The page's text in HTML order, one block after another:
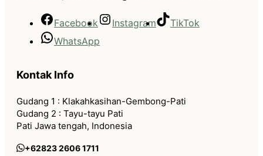
Facebook Instagram
TikTok
WhatsApp
Kontak Info
Gudang 1 : Klakahkasihan-Gembong-Pati
Gudang 2 : Tayu-tayu Pati
Pati Jawa tengah, Indonesia
+62823 2606 1711